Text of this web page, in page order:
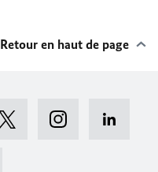
Retour en haut de page